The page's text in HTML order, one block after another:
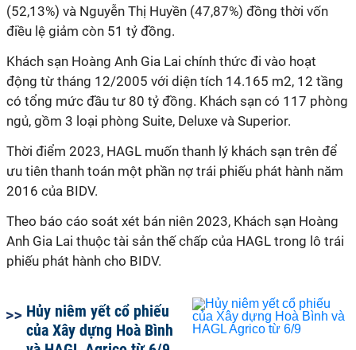
(52,13%) và Nguyễn Thị Huyền (47,87%) đồng thời vốn
điều lệ giảm còn 51 tỷ đồng.
Khách sạn Hoàng Anh Gia Lai chính thức đi vào hoạt
động từ tháng 12/2005 với diện tích 14.165 m2, 12 tầng
có tổng mức đầu tư 80 tỷ đồng. Khách sạn có 117 phòng
ngủ, gồm 3 loại phòng Suite, Deluxe và Superior.
Thời điểm 2023, HAGL muốn thanh lý khách sạn trên để
ưu tiên thanh toán một phần nợ trái phiếu phát hành năm
2016 của BIDV.
Theo báo cáo soát xét bán niên 2023, Khách sạn Hoàng
Anh Gia Lai thuộc tài sản thế chấp của HAGL trong lô trái
phiếu phát hành cho BIDV.
Hủy niêm yết cổ phiếu
của Xây dựng Hoà Bình